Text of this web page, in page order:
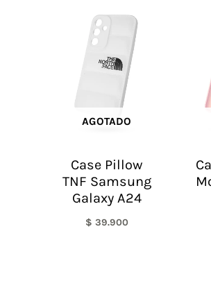
AGOTADO
Case Pillow
TNF Samsung
Galaxy A24
$ 39.900